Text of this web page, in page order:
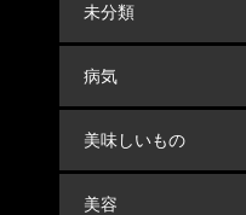
未分類
病気
美味しいもの
美容